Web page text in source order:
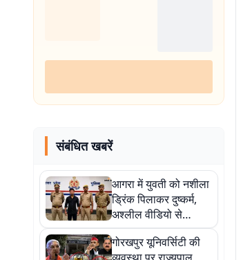
संबंधित खबरें
आगरा में युवती को नशीला
ड्रिंक पिलाकर दुष्कर्म,
अश्लील वीडियो से
ब्लैकमेल कर की शादी,
आरोपी गिरफ्तार
गोरखपुर यूनिवर्सिटी की